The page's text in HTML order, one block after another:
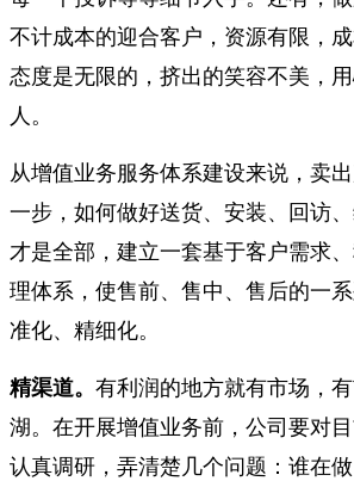
不计成本的迎合客户，资源有限，
态度是无限的，挤出的笑容不美，
人。
从增值业务服务体系建设来说，卖
一步，如何做好送货、安装、回访
才是全部，建立一套基于客户需求
理体系，使售前、售中、售后的一
准化、精细化。
精渠道。 有利润的地方就有市场，
湖。在开展增值业务前，公司要对
认真调研，弄清楚几个问题：谁在